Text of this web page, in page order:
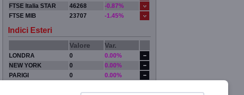
FTSE Italia STAR
46268
-0.87%
FTSE MIB
23707 -1.45%
Indici Esteri
Valore Var.
LONDRA 0
0.00%
NEW YORK
0
0.00%
PARIGI
0
0.00%